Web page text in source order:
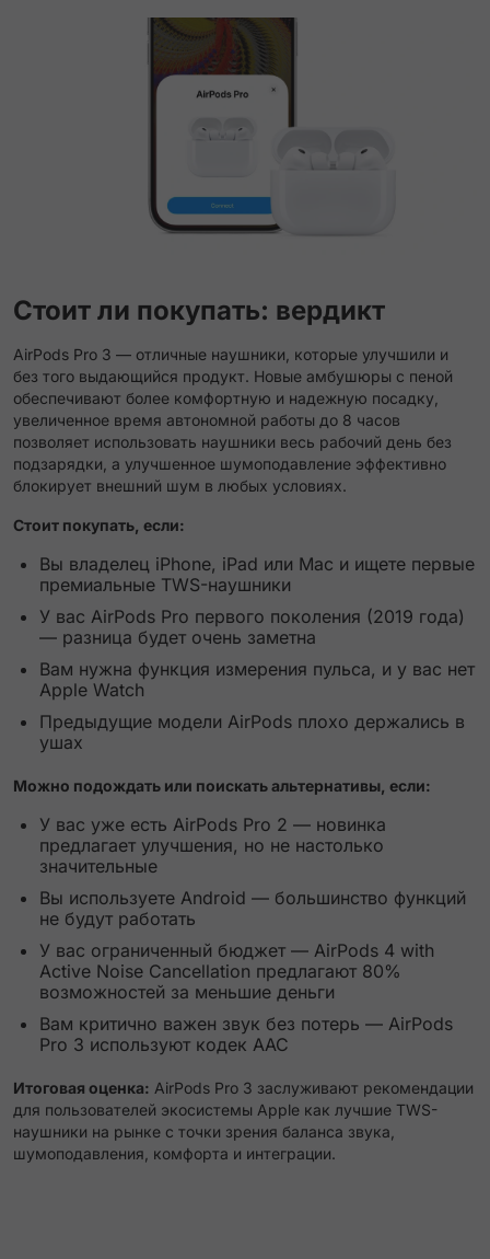
Стоит ли покупать: вердикт
AirPods Pro 3 — отличные наушники, которые улучшили и
без того выдающийся продукт. Новые амбушюры с пеной
обеспечивают более комфортную и надежную посадку,
увеличенное время автономной работы до 8 часов
позволяет использовать наушники весь рабочий день без
подзарядки, а улучшенное шумоподавление эффективно
блокирует внешний шум в любых условиях.
Стоит покупать, если:
Вы владелец iPhone, iPad или Mac и ищете первые
премиальные TWS-наушники
У вас AirPods Pro первого поколения (2019 года)
— разница будет очень заметна
Вам нужна функция измерения пульса, и у вас нет
Apple Watch
Предыдущие модели AirPods плохо держались в
ушах
Можно подождать или поискать альтернативы, если:
У вас уже есть AirPods Pro 2 — новинка
предлагает улучшения, но не настолько
значительные
Вы используете Android — большинство функций
не будут работать
У вас ограниченный бюджет — AirPods 4 with
Active Noise Cancellation предлагают 80%
возможностей за меньшие деньги
Вам критично важен звук без потерь — AirPods
Pro 3 используют кодек AAC
Итоговая оценка: AirPods Pro 3 заслуживают рекомендации
для пользователей экосистемы Apple как лучшие TWS-
наушники на рынке с точки зрения баланса звука,
шумоподавления, комфорта и интеграции.